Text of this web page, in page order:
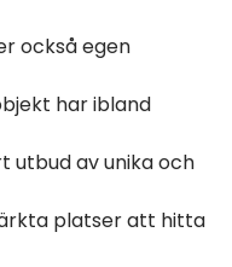
också egen
har ibland
utbud av unika och
platser att hitta